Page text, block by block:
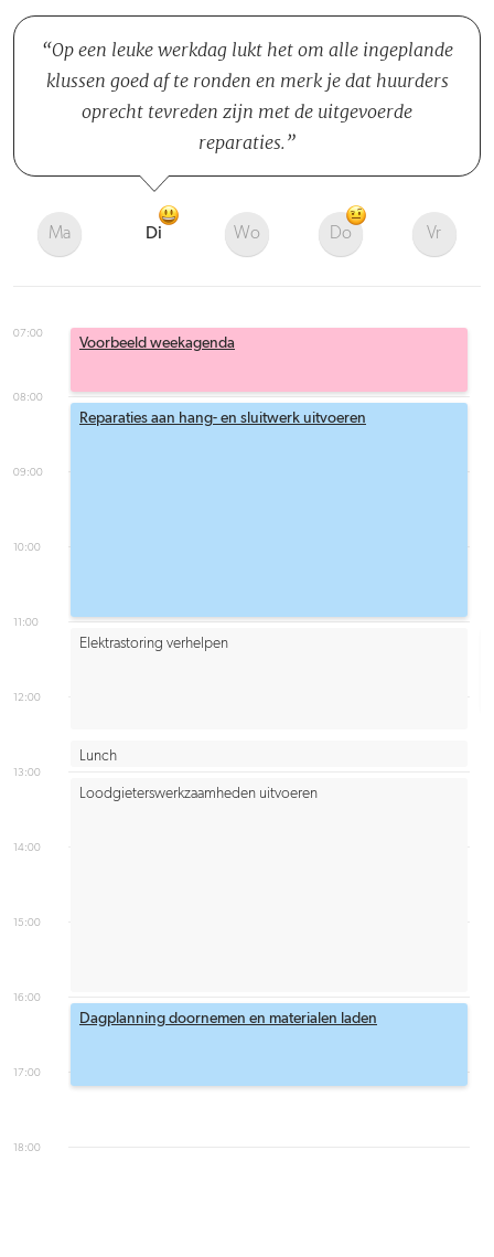
Op een leuke werkdag lukt het om alle ingeplande
klussen goed af te ronden en merk je dat huurders
oprecht tevreden zijn met de uitgevoerde
reparaties.
Ma Di Wo Do Vr
07:00
08:00
09:00
10:00
11:00
12:00
13:00
14:00
15:00
16:00
17:00
18:00
Voorbeeld weekagenda
Reparaties aan hang- en sluitwerk uitvoeren
Lunch
Loodgieterswerkzaamheden uitvoeren
Elektrastoring verhelpen
Dagplanning doornemen en materialen laden